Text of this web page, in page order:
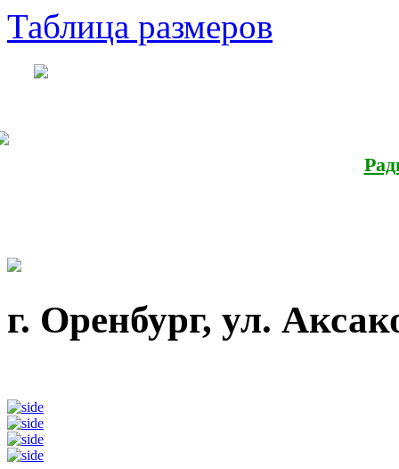
Таблица размеров
г. Оренбург, ул.